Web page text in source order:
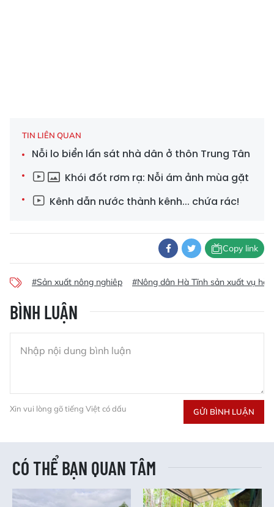
TIN LIÊN QUAN
Nỗi lo biển lấn sát nhà dân ở thôn Trung Tân
Khói đốt rơm rạ: Nỗi ám ảnh mùa gặt
Kênh dẫn nước thành kênh... chứa rác!
Copy link
#Sản xuất nông nghiêp #Nông dân Hà Tĩnh sản xuất vụ hè
BÌNH LUẬN
Xin vui lòng gõ tiếng Việt có dấu GỬI BÌNH LUẬN
CÓ THỂ BẠN QUAN TÂM